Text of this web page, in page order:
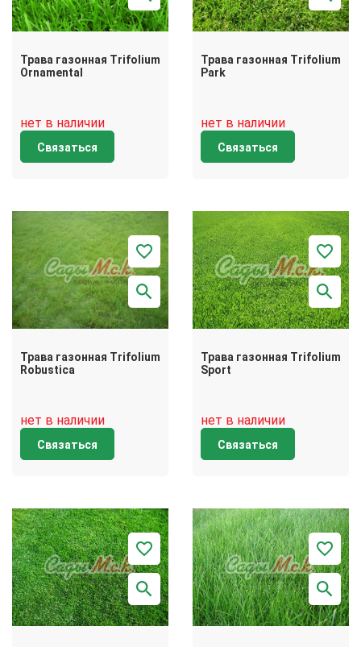
Трава газонная Trifolium
Ornamental
нет в наличии
Связаться
Трава газонная Trifolium
Park
нет в наличии
Связаться
Трава газонная Trifolium
Robustica
нет в наличии
Связаться
Трава газонная Trifolium
Sport
нет в наличии
Связаться